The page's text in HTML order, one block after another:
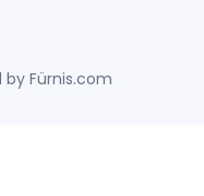
by Fürnis.com